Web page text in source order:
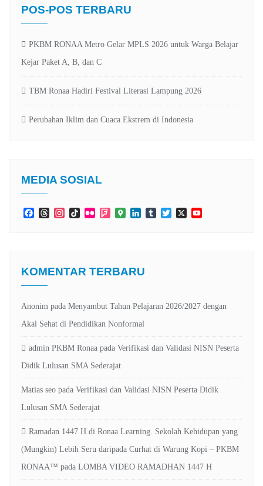
POS-POS TERBARU
PKBM RONAA Metro Gelar MPLS 2026 untuk Warga Belajar
Kejar Paket A, B, dan C
TBM Ronaa Hadiri Festival Literasi Lampung 2026
Perubahan Iklim dan Cuaca Ekstrem di Indonesia
MEDIA SOSIAL
FacebookThreadsInstagramTikTokFlickr Foursquare
GoogleLinkedInTumblrTwitter
X
KOMENTAR TERBARU
Anonim pada Menyambut Tahun Pelajaran 2026/2027 dengan
Akal Sehat di Pendidikan Nonformal
admin PKBM Ronaa pada Verifikasi dan Validasi NISN Peserta
Didik Lulusan SMA Sederajat
Matias seo pada Verifikasi dan Validasi NISN Peserta Didik
Lulusan SMA Sederajat
Ramadan 1447 H di Ronaa Learning. Sekolah Kehidupan yang
(Mungkin) Lebih Seru daripada Curhat di Warung Kopi – PKBM
RONAA™ pada LOMBA VIDEO RAMADHAN 1447 H